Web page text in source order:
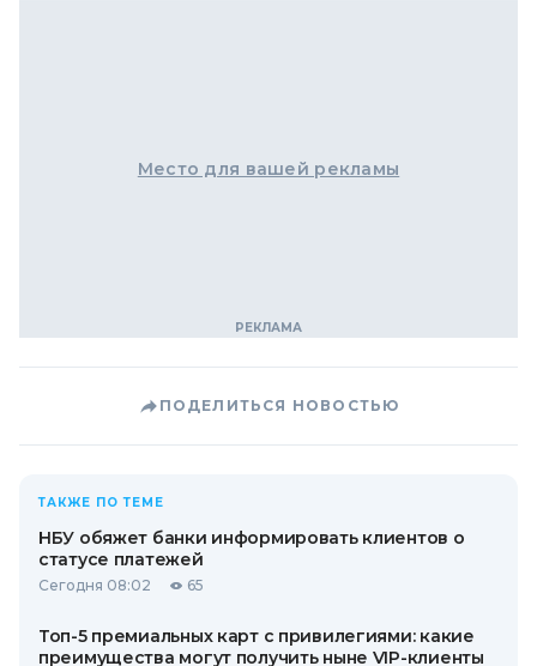
Место для вашей рекламы
ПОДЕЛИТЬСЯ НОВОСТЬЮ
ТАКЖЕ ПО ТЕМЕ
НБУ обяжет банки информировать клиентов о
статусе платежей
Сегодня 08:02 65
Топ-5 премиальных карт с привилегиями: какие
преимущества могут получить ныне VIP-клиенты